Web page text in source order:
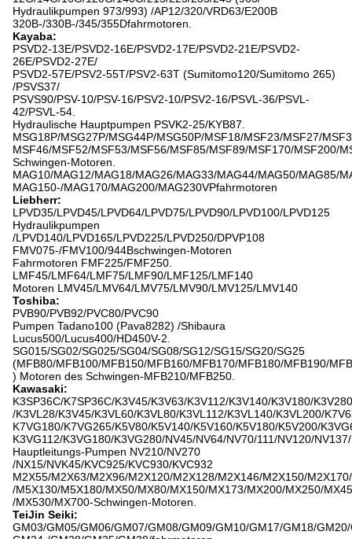
Hydraulikpumpen 973/993) /AP12/320/VRD63/E200B
320B-/330B-/345/355Dfahrmotoren.
Kayaba:
PSVD2-13E/PSVD2-16E/PSVD2-17E/PSVD2-21E/PSVD2-
26E/PSVD2-27E/
PSVD2-57E/PSV2-55T/PSV2-63T (Sumitomo120/Sumitomo 265)
/PSVS37/
PSVS90/PSV-10/PSV-16/PSV2-10/PSV2-16/PSVL-36/PSVL-
42/PSVL-54.
Hydraulische Hauptpumpen PSVK2-25/KYB87.
MSG18P/MSG27P/MSG44P/MSG50P/MSF18/MSF23/MSF27/
MSF46/MSF52/MSF53/MSF56/MSF85/MSF89/MSF170/MSF200/
Schwingen-Motoren.
MAG10/MAG12/MAG18/MAG26/MAG33/MAG44/MAG50/MAG85/
MAG150-/MAG170/MAG200/MAG230VPfahrmotoren
Liebherr:
LPVD35/LPVD45/LPVD64/LPVD75/LPVD90/LPVD100/LPVD125
Hydraulikpumpen
/LPVD140/LPVD165/LPVD225/LPVD250/DPVP108
FMV075-/FMV100/944Bschwingen-Motoren
Fahrmotoren FMF225/FMF250.
LMF45/LMF64/LMF75/LMF90/LMF125/LMF140
Motoren LMV45/LMV64/LMV75/LMV90/LMV125/LMV140
Toshiba:
PVB90/PVB92/PVC80/PVC90
Pumpen Tadano100 (Pava8282) /Shibaura
Lucus500/Lucus400/HD450V-2.
SG015/SG02/SG025/SG04/SG08/SG12/SG15/SG20/SG25
(MFB80/MFB100/MFB150/MFB160/MFB170/MFB180/MFB190/
) Motoren des Schwingen-MFB210/MFB250.
Kawasaki:
K3SP36C/K7SP36C/K3V45/K3V63/K3V112/K3V140/K3V180/K3V280
/K3VL28/K3V45/K3VL60/K3VL80/K3VL112/K3VL140/K3VL200/
K7VG180/K7VG265/K5V80/K5V140/K5V160/K5V180/K5V200/
K3VG112/K3VG180/K3VG280/NV45/NV64/NV70/111/NV120/
Hauptleitungs-Pumpen NV210/NV270
/NX15/NVK45/KVC925/KVC930/KVC932
M2X55/M2X63/M2X96/M2X120/M2X128/M2X146/M2X150/
/M5X130/M5X180/MX50/MX80/MX150/MX173/MX200/MX250/
/MX530/MX700-Schwingen-Motoren.
TeiJin Seiki:
GM03/GM05/GM06/GM07/GM08/GM09/GM10/GM17/GM18/